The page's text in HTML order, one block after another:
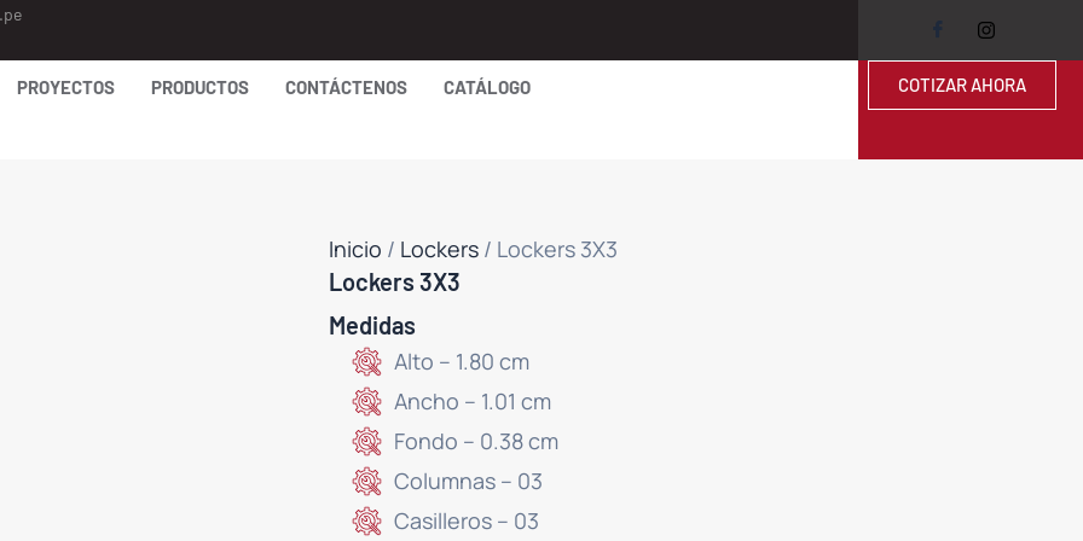
PROYECTOS PRODUCTOS CONTÁCTENOS CATÁLOGO COTIZAR AHORA
Inicio / Lockers / Lockers 3X3
Lockers 3X3
Medidas
Alto – 1.80 cm
Ancho – 1.01 cm
Fondo – 0.38 cm
Columnas – 03
Casilleros – 03